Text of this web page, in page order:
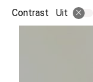
Contrast Uit